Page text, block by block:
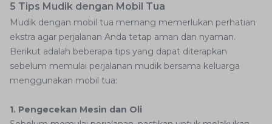
5 Tips Mudik dengan Mobil Tua
Mudik dengan mobil tua memang memerlukan perhatian
ekstra agar perjalanan Anda tetap aman dan nyaman.
Berikut adalah beberapa tips yang dapat diterapkan
sebelum memulai perjalanan mudik bersama keluarga
menggunakan mobil tua:
1. Pengecekan Mesin dan Oli